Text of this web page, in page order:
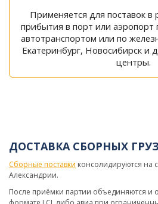
Применяется для поставок
прибытия в порт или аэропорт
автотранспортом или по
Екатеринбург, Новосибирск и
центры.
ДОСТАВКА СБОРНЫХ
Сборные поставки консолидируются на
Александрии.
После приёмки партии объединяются и